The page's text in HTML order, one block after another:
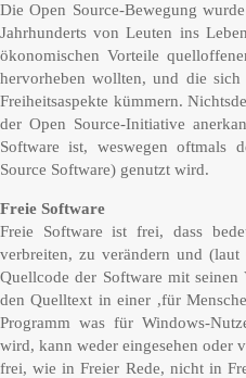
Die Open Source-Bewegung
Jahrhunderts von Leuten ins
ökonomischen Vorteile
hervorheben wollten, und die
Freiheitsaspekte kümmern.
der Open Source-Initiative
Software ist, weswegen oftmals
Source Software) genutzt wird.
Freie Software
Freie Software ist frei, dass
verbreiten, zu verändern und
Quellcode der Software mit seinen
den Quelltext in einer ,für
Programm was für Windows-
wird, kann weder eingesehen oder
frei, wie in Freier Rede, nicht in